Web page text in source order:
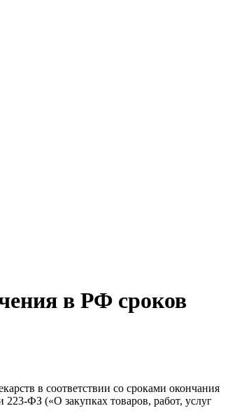
в РФ сроков
в соответствии со сроками окончания
ФЗ («О закупках товаров, работ, услуг